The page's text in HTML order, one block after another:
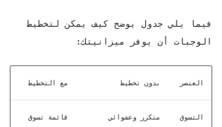
فيما يلي جدول يوضح كيف يمكن لتخطيط
الوجبات أن يوفر ميزانيتك:
العنصر بدون تخطيط مع التخطيط
التسوق متكرر وعشوائي قائمة تسوق